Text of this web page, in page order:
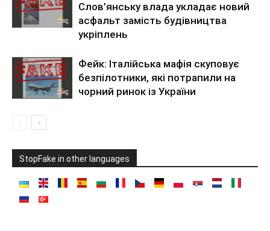
Слов’янську влада укладає новий
асфальт замість будівництва
укріплень
Фейк: Італійська мафія скуповує
безпілотники, які потрапили на
чорний ринок із України
StopFake in other languages